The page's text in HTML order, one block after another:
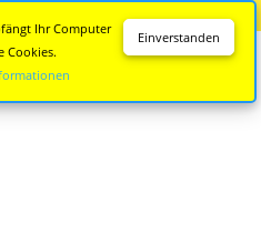
Einverstanden
Ihr Computer
Cookies.